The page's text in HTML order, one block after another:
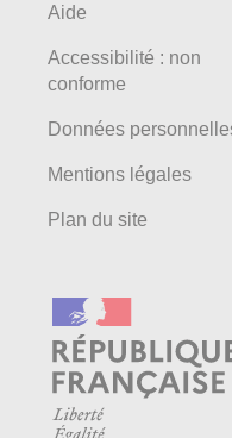
Aide
Accessibilité : non
conforme
Données
Mentions légales
Plan du site